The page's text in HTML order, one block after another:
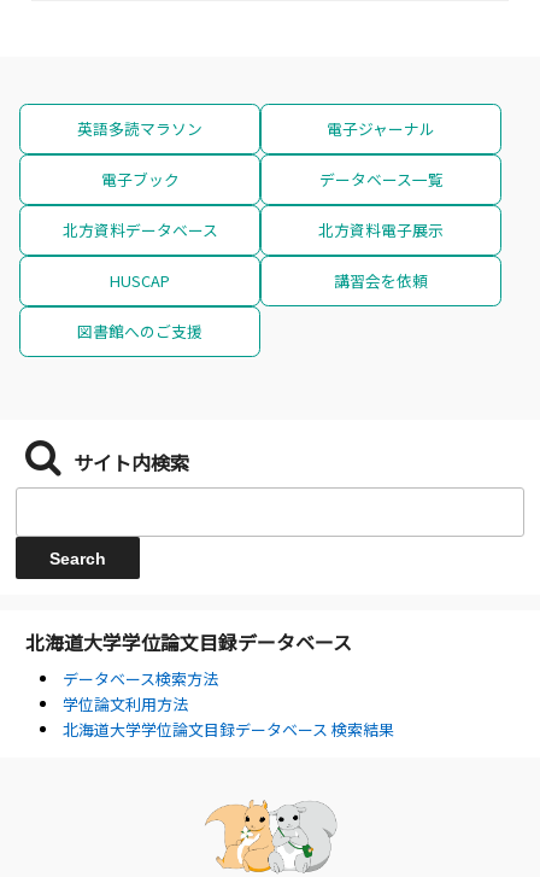
英語多読マラソン 電子ジャーナル
電子ブック データベース一覧
北方資料データベース 北方資料電子展示
HUSCAP 講習会を依頼
図書館へのご支援
サイト内検索
北海道大学学位論文目録データベース
データベース検索方法
学位論文利用方法
北海道大学学位論文目録データベース 検索結果